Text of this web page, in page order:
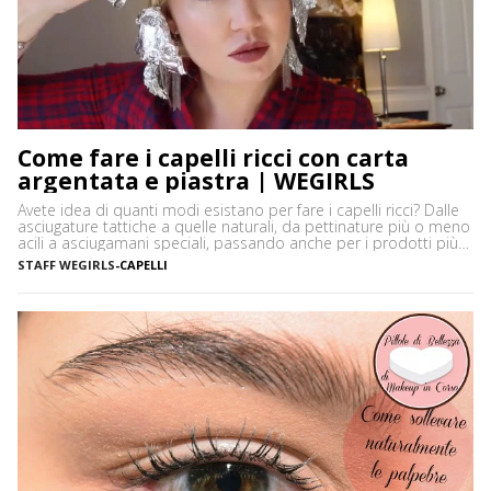
Come fare i capelli ricci con carta
argentata e piastra | WEGIRLS
Avete idea di quanti modi esistano per fare i capelli ricci? Dalle
asciugature tattiche a quelle naturali, da pettinature più o meno
acili a asciugamani speciali, passando anche per i prodotti più
disparati. Avere i capelli ricci è uno must, ancor di più in estate,
quando ci vediamo più belle selvagge. Ci sono tanti modi […]
STAFF WEGIRLS-CAPELLI